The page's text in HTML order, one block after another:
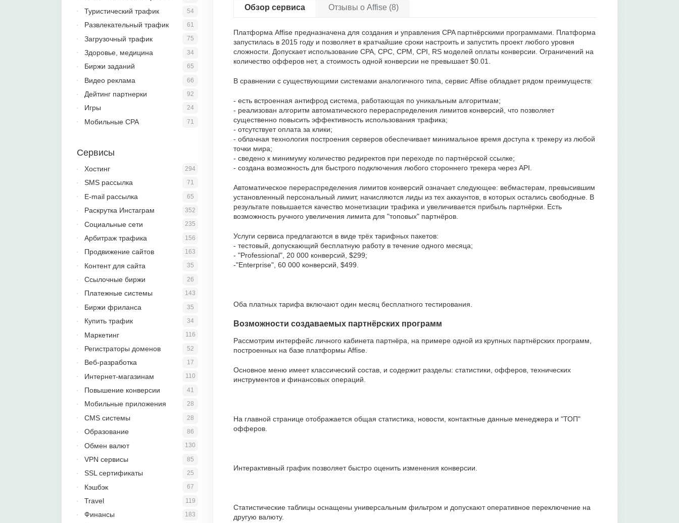
Обзор сервиса Отзывы о Affise (8)
Платформа Affise предназначена для создания и управления CPA партнёрскими программами. Платформа
запустилась в 2015 году и позволяет в кратчайшие сроки настроить и запустить проект любого уровня
сложности. Допускает использование CPA, CPC, CPM, CPI, RS моделей оплаты конверсии. Ограничений на
количество офферов нет, а стоимость одной конверсии не превышает $0.01.
В сравнении с существующими системами аналогичного типа, сервис Affise обладает рядом преимуществ:
- есть встроенная антифрод система, работающая по уникальным алгоритмам;
- реализован алгоритм автоматического перераспределения лимитов конверсий, что позволяет
существенно повысить эффективность использования трафика;
- отсутствует оплата за клики;
- облачная технология построения серверов обеспечивает минимальное время доступа к трекеру из любой
точки мира;
- сведено к минимуму количество редиректов при переходе по партнёрской ссылке;
- создана возможность для быстрого подключения любого стороннего трекера через API.
Автоматическое перераспределения лимитов конверсий означает следующее: вебмастерам, превысившим
установленный персональный лимит, начисляются лиды из тех аккаунтов, в которых остались свободные. В
результате повышается качество монетизации трафика и увеличивается прибыль партнёрки. Есть
возможность ручного увеличения лимита для "топовых" партнёров.
Услуги сервиса предлагаются в виде трёх тарифных пакетов:
- тестовый, допускающий бесплатную работу в течение одного месяца;
- "Professional", 20 000 конверсий, $299;
-"Enterprise", 60 000 конверсий, $499.
Оба платных тарифа включают один месяц бесплатного тестирования.
Возможности создаваемых партнёрских программ
Рассмотрим интерфейс личного кабинета партнёра, на примере одной из крупных партнёрских программ,
построенных на базе платформы Affise.
Основное меню имеет классический состав, и содержит разделы: статистики, офферов, технических
инструментов и финансовых операций.
На главной странице отображается общая статистика, новости, контактные данные менеджера и "ТОП"
офферов.
Интерактивный график позволяет быстро оценить изменения конверсии.
Статистические таблицы оснащены универсальным фильтром и допускают оперативное переключение на
другую валюту.
54
Туристический трафик
61
Развлекательный трафик
75
Загрузочный трафик
34
Здоровье, медицина
65
Биржи заданий
66
Видео реклама
92
Дейтинг партнерки
24
Игры
71
Мобильные CPA
Сервисы
294
Хостинг
71
SMS рассылка
65
E-mail рассылка
352
Раскрутка Инстаграм
235
Социальные сети
156
Арбитраж трафика
163
Продвижение сайтов
35
Контент для сайта
26
Ссылочные биржи
143
Платежные системы
35
Биржи фриланса
34
Купить трафик
116
Маркетинг
52
Регистраторы доменов
17
Веб-разработка
110
Интернет-магазинам
41
Повышение конверсии
28
Мобильные приложения
28
CMS системы
86
Образование
130
Обмен валют
85
VPN сервисы
25
SSL сертификаты
67
Кэшбэк
119
Travel
183
Финансы